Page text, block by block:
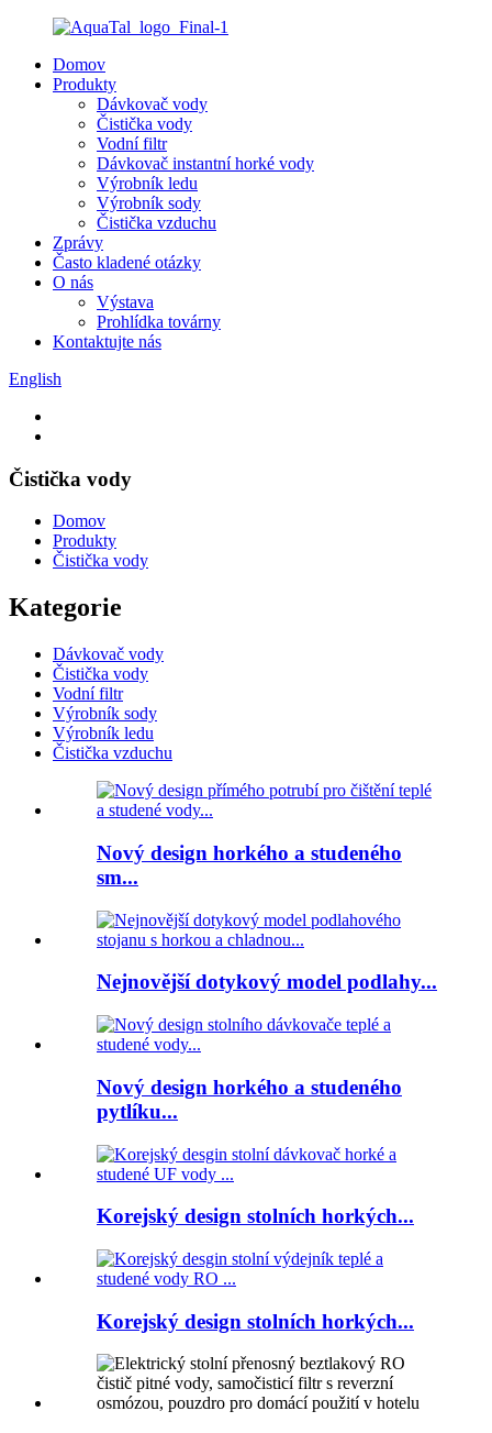
Domov
Produkty
Dávkovač vody
Čistička vody
Vodní filtr
Dávkovač instantní horké vody
Výrobník ledu
Výrobník sody
Čistička vzduchu
Zprávy
Často kladené otázky
O nás
Výstava
Prohlídka továrny
Kontaktujte nás
English
Čistička vody
Domov
Produkty
Čistička vody
Kategorie
Dávkovač vody
Čistička vody
Vodní filtr
Výrobník sody
Výrobník ledu
Čistička vzduchu
Nový design horkého a studeného
sm...
Nejnovější dotykový model podlahy...
Nový design horkého a studeného
pytlíku...
Korejský design stolních horkých...
Korejský design stolních horkých...